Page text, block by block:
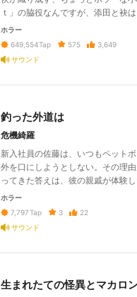
ｔ」の脇役なんですが、添田と袂
ホラー
649,554Tap 575
3,649
サウンド
釣った外道は
危機綺羅
新入社員の佐藤は、いつもペット
外を口にしようとしない。その理
ってきた答えは、彼の親戚が体験
ホラー
7,797Tap 3
22
サウンド
生まれたての怪異とマカロ